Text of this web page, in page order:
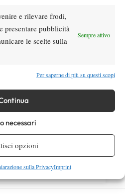
e rilevare frodi,
presentare pubblicità
le scelte sulla
Sempre attivo
Per saperne di più su questi scopi
necessari
opzioni
sulla PrivacyImprint
Youtube